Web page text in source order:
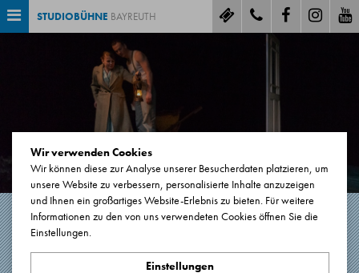
STUDIOBÜHNE BAYREUTH
DRAUSSEN VOR DER TÜR
Wir verwenden Cookies
Wir können diese zur Analyse unserer Besucherdaten platzieren, um
unsere Website zu verbessern, personalisierte Inhalte anzuzeigen
und Ihnen ein großartiges Website-Erlebnis zu bieten. Für weitere
Informationen zu den von uns verwendeten Cookies öffnen Sie die
Einstellungen.
Einstellungen